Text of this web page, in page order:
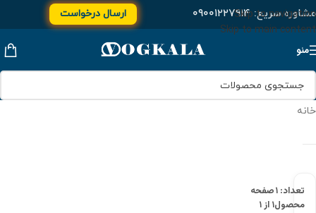
Skip to navigation
Skip to main content
مشاوره سریع:۰۹۰۰۱۲۲۷۹۱۴ ارسال درخواست
منو
خانه
تعداد: ۱
محصول
صفحه
۱ از ۱